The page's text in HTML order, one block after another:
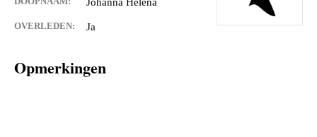
OVERLEDEN: Ja
Opmerkingen